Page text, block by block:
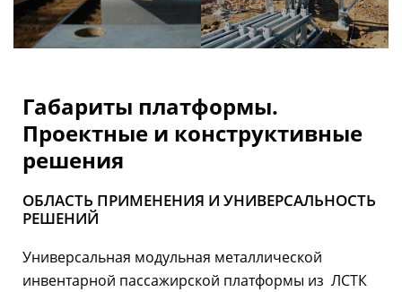
Габариты платформы.
Проектные и конструктивные
решения
ОБЛАСТЬ ПРИМЕНЕНИЯ И УНИВЕРСАЛЬНОСТЬ
РЕШЕНИЙ
Универсальная модульная металлической
инвентарной пассажирской платформы из ЛСТК